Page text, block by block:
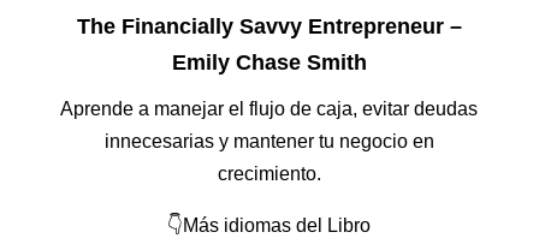
The Financially Savvy Entrepreneur –
Emily Chase Smith
Aprende a manejar el flujo de caja, evitar deudas
innecesarias y mantener tu negocio en
crecimiento.
👇Más idiomas del Libro